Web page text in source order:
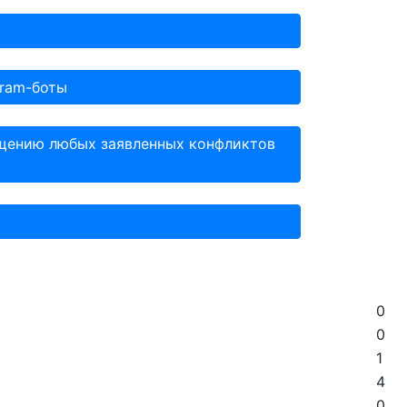
боты
любых заявленных конфликтов
0
0
1
4